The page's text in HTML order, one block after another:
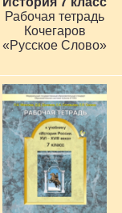
Рабочая тетрадь
Кочегаров
«Русское Слово»